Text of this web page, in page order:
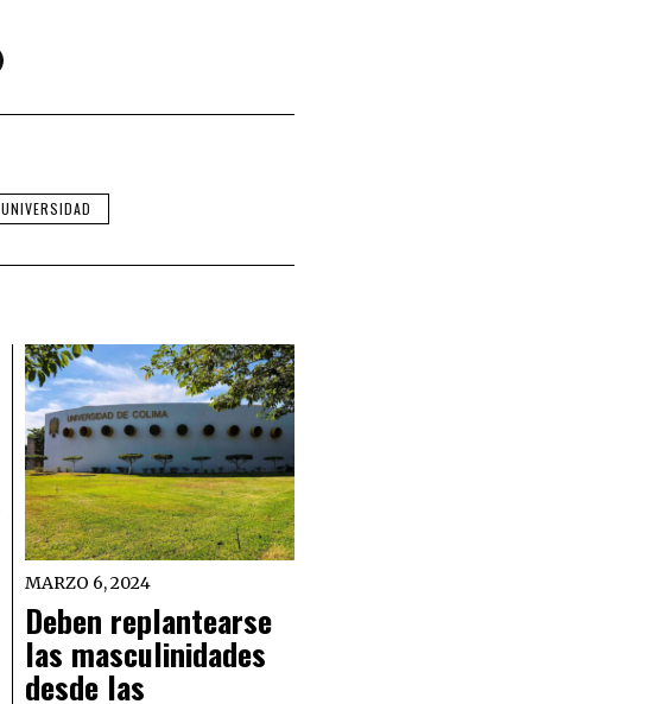
UNIVERSIDAD
MARZO 6, 2024
Deben replantearse
las masculinidades
desde las